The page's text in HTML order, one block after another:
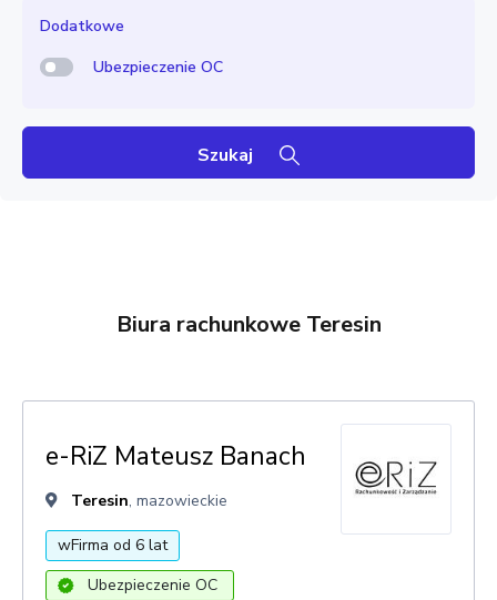
Dodatkowe
Ubezpieczenie OC
Szukaj
Biura rachunkowe Teresin
e-RiZ Mateusz Banach
Teresin, mazowieckie
wFirma od 6 lat
Ubezpieczenie OC